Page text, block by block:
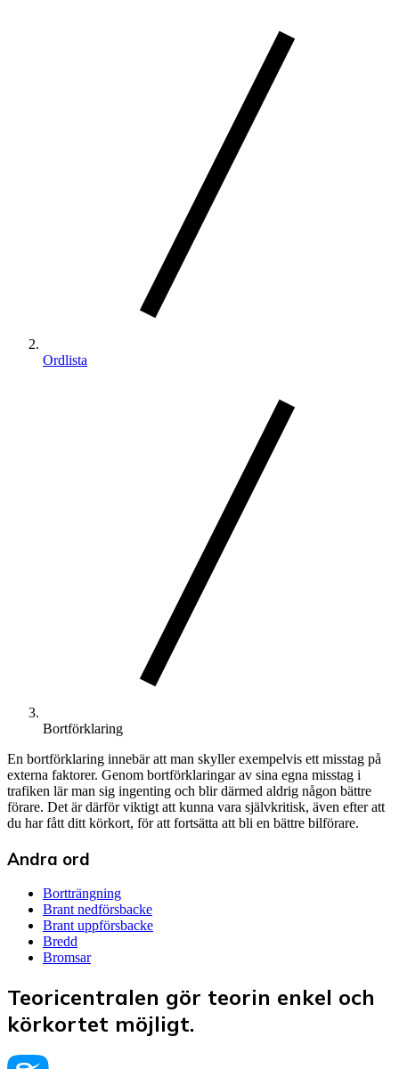
Ordlista
Bortförklaring
En bortförklaring innebär att man skyller exempelvis ett misstag på
externa faktorer. Genom bortförklaringar av sina egna misstag i
trafiken lär man sig ingenting och blir därmed aldrig någon bättre
förare. Det är därför viktigt att kunna vara självkritisk, även efter att
du har fått ditt körkort, för att fortsätta att bli en bättre bilförare.
Andra ord
Bortträngning
Brant nedförsbacke
Brant uppförsbacke
Bredd
Bromsar
Teoricentralen gör teorin enkel och
körkortet möjligt.